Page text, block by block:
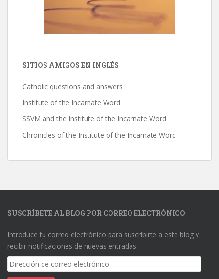
SITIOS AMIGOS EN INGLÉS
Catholic questions and answers
Institute of the Incarnate Word
SSVM and the Institute of the Incarnate Word
Chronicles of the Institute of the Incarnate Word
SUSCRÍBETE AL BLOG POR CORREO ELECTRÓNICO
Introduce tu correo electrónico para suscribirte a este blog y
recibir notificaciones de nuevas entradas.
Dirección
de